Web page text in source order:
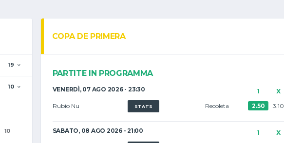
19
10
10
COPA DE PRIMERA
PARTITE IN PROGRAMMA
VENERDÌ, 07 AGO 2026 - 23:30 1 X
Rubio Nu
STATS Recoleta 2.50 3.10
SABATO, 08 AGO 2026 - 21:00 1 X